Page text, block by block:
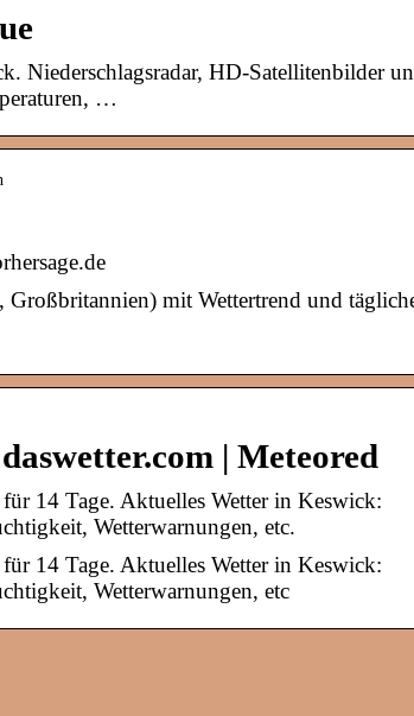
Niederschlagsradar, HD-Satellitenbilder
…
mit Wettertrend und
| Meteored
14 Tage. Aktuelles Wetter in Keswick:
Wetterwarnungen, etc.
14 Tage. Aktuelles Wetter in Keswick:
Wetterwarnungen, etc